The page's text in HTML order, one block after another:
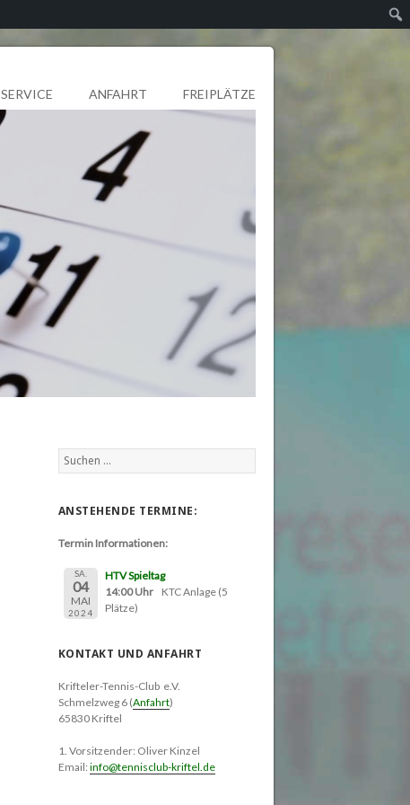
SERVICE ANFAHRT FREIPLÄTZE
Suchen
nach:
ANSTEHENDE TERMINE:
Termin Informationen:
SA.
04
MAI
2024
HTV Spieltag
14:00 Uhr
KTC Anlage (5
Plätze)
KONTAKT UND ANFAHRT
Krifteler-Tennis-Club e.V.
Schmelzweg 6 (Anfahrt)
65830 Kriftel
1. Vorsitzender: Oliver Kinzel
Email: info@tennisclub-kriftel.de